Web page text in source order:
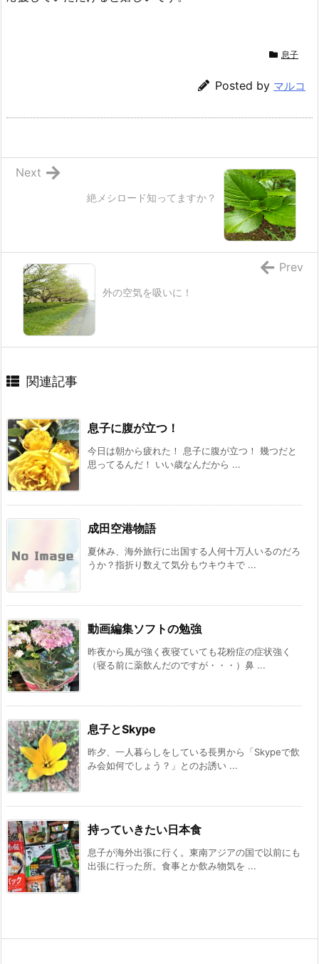
息子
Posted by マルコ
絶メシロード知ってますか？
Next
外の空気を吸いに！
Prev
関連記事
息子に腹が立つ！
今日は朝から疲れた！ 息子に腹が立つ！ 幾つだと
思ってるんだ！ いい歳なんだから ...
成田空港物語
夏休み、海外旅行に出国する人何十万人いるのだろ
うか？指折り数えて気分もウキウキで ...
動画編集ソフトの勉強
昨夜から風が強く夜寝ていても花粉症の症状強く
（寝る前に薬飲んだのですが・・・）鼻 ...
息子とSkype
昨夕、一人暮らしをしている長男から「Skypeで飲
み会如何でしょう？」とのお誘い ...
持っていきたい日本食
息子が海外出張に行く。東南アジアの国で以前にも
出張に行った所。食事とか飲み物気を ...